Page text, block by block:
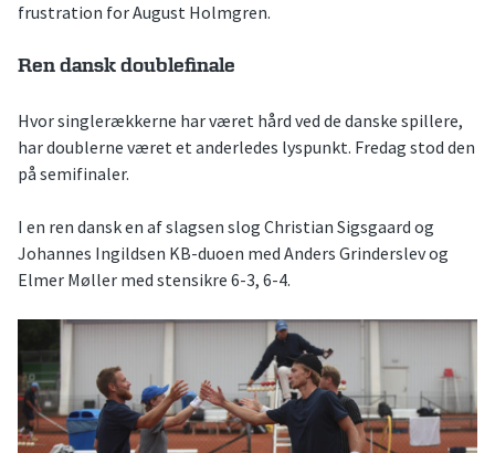
frustration for August Holmgren.
Ren dansk doublefinale
Hvor singlerækkerne har været hård ved de danske spillere,
har doublerne været et anderledes lyspunkt. Fredag stod den
på semifinaler.
I en ren dansk en af slagsen slog Christian Sigsgaard og
Johannes Ingildsen KB-duoen med Anders Grinderslev og
Elmer Møller med stensikre 6-3, 6-4.